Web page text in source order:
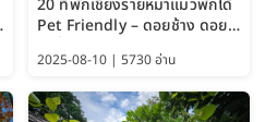
20 ที่พักเชียงรายหมาแมวพักได้
Pet Friendly – ดอยช้าง ดอย
2025-08-10 | 5730 อ่าน